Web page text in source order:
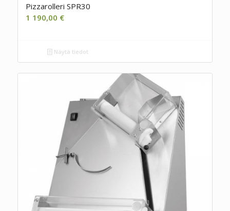
Pizzarolleri SPR30
1 190,00 €
Näytä tiedot